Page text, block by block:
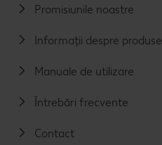
Promisiunile noastre
Informații despre produse
Manuale de utilizare
Întrebări frecvente
Contact